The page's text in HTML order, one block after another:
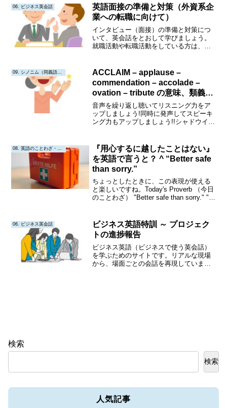
語の発音をイメージとともに確認できま
す。繰り返し聴いて、何度も声にだす練
習をすると、とても効果的です。
06. ビジネス英会話
英語面接の準備と対策（外資系企
業への転職に向けて）
インタビュー（面接）の準備と対策につ
いて、英会話をとおして学びましょう。
就職活動や転職活動をしている方は、ビ
語（ビジネスで使う英会話）を学ぶため
のサイトです。リアルな現場から、場面
ごとの会話を再現しています。テキスト
だけでなく、アニメ動画も作成していき
ます。アニメ動画では、英語の発音をイ
メージとともに確認できます。繰り返し
聴いて、何度も声にだす練習をすると、
とても効果的です。
09. シノニム（同義語・類義語）
ACCLAIM – applause –
commendation – accolade –
ovation – tribute の意味、類義
語、例文（英語リスニング付き）
音声を繰り返し聴いてリスニング力をア
ップしましょう!同時に発声してスピーキ
ング力もアップしましょう!!シャドウイン
に対して広く賞賛や評価を示すことを指
します...
『用心するに越したことはない』
を英語で言うと？ ^ “Better safe
than sorry.”
ちょっとしたときに、この表現が使える
と楽しいですね。Today's Proverb （今日
のことわざ） "Better safe than sorry." "後
Origin ...
06. ビジネス英会話
ビジネス英語特訓 ～ プロジェク
トの進捗報告
ビジネス英語（ビジネスで使う英会話）
を学ぶためのサイトです。リアルな現場
から、場面ごとの会話を再現していま
検索
検索
人気記事